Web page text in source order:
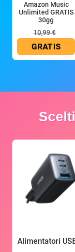
Amazon Music
Unlimited GRATIS
30gg
10,99 €
GRATIS
Alimentatori